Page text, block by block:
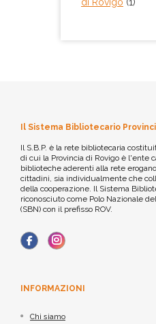
Il Sistema Bibliotecario
Il S.B.P. è la rete bibliotecaria
di cui la Provincia di Rovigo è l'ente
biblioteche aderenti alla rete
cittadini, sia individualmente che
della cooperazione. Il Sistema
riconosciuto come Polo Nazionale
(SBN) con il prefisso ROV.
INFORMAZIONI
Chi siamo